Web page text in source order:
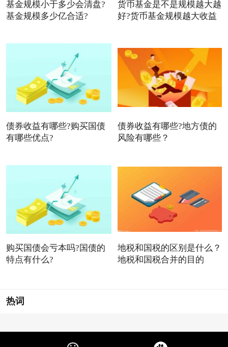
基金规模小于多少会清盘?
基金规模多少亿合适?
货币基金是不是规模越大越
好?货币基金规模越大收益
债券收益有哪些?购买国债
有哪些优点?
债券收益有哪些?地方债的
风险有哪些？
购买国债会亏本吗?国债的
特点有什么?
地税和国税的区别是什么？
地税和国税合并的目的
热词